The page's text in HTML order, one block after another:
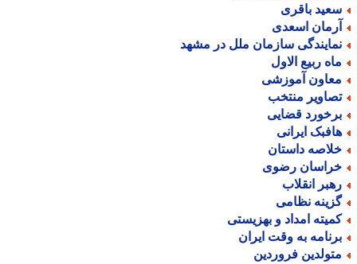
باقری
اسعدی
سازمان ملل در مشهد
ربیع الاول
آموزشی
منتخب
قضایی
ایرانی
داستان
رضوی
انقلاب
نظامی
امداد و بهزیستی
به وقت ایران
فروردین